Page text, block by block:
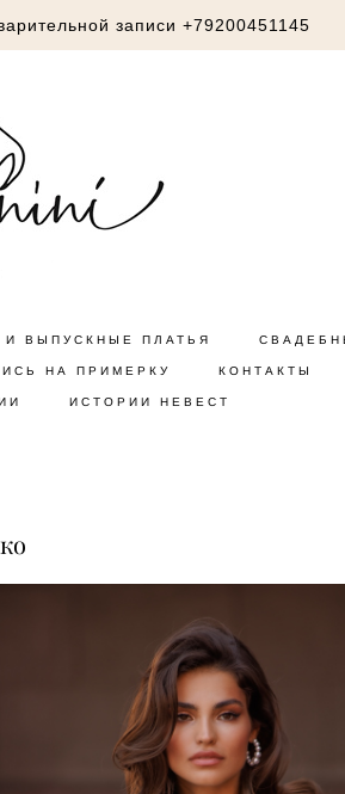
записи +79200451145
И ВЫПУСКНЫЕ ПЛАТЬЯ
НА ПРИМЕРКУ КОНТАКТЫ
ИСТОРИИ НЕВЕСТ